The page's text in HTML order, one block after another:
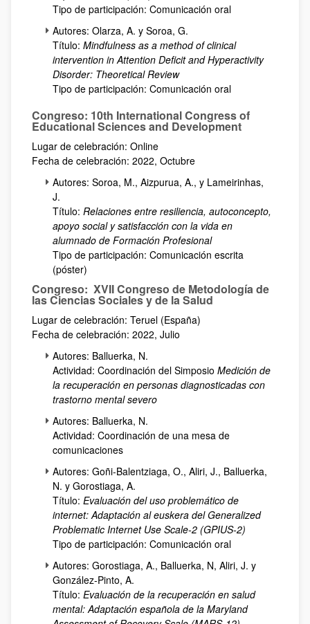
Tipo de participación: Comunicación oral
Autores: Olarza, A. y Soroa, G.
Título: Mindfulness as a method of clinical
intervention in Attention Deficit and Hyperactivity
Disorder: Theoretical Review
Tipo de participación: Comunicación oral
Congreso: 10th International Congress of
Educational Sciences and Development
Lugar de celebración: Online
Fecha de celebración: 2022, Octubre
Autores: Soroa, M., Aizpurua, A., y Lameirinhas,
J.
Título: Relaciones entre resiliencia, autoconcepto,
apoyo social y satisfacción con la vida en
alumnado de Formación Profesional
Tipo de participación: Comunicación escrita
(póster)
Congreso: XVII Congreso de Metodología de
las Ciencias Sociales y de la Salud
Lugar de celebración: Teruel (España)
Fecha de celebración: 2022, Julio
Autores: Balluerka, N.
Actividad: Coordinación del Simposio Medición de
la recuperación en personas diagnosticadas con
trastorno mental severo
Autores: Balluerka, N.
Actividad: Coordinación de una mesa de
comunicaciones
Autores: Goñi-Balentziaga, O., Aliri, J., Balluerka,
N. y Gorostiaga, A.
Título: Evaluación del uso problemático de
internet: Adaptación al euskera del Generalized
Problematic Internet Use Scale-2 (GPIUS-2)
Tipo de participación: Comunicación oral
Autores: Gorostiaga, A., Balluerka, N, Aliri, J. y
González-Pinto, A.
Título: Evaluación de la recuperación en salud
mental: Adaptación española de la Maryland